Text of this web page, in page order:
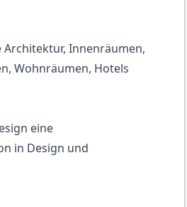
Innenräumen,
Wohnräumen, Hotels
eine
in Design und